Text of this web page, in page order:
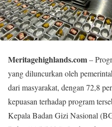
Meritagehighlands.com–
yang diluncurkan oleh
dari masyarakat, dengan 72,8
kepuasan terhadap program
Kepala Badan Gizi Nasional